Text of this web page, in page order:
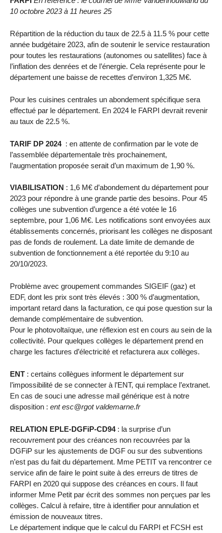
10 octobre 2023 à 11 heures 25
Répartition de la réduction du taux de 22.5 à 11.5 % pour cette
année budgétaire 2023, afin de soutenir le service restauration
pour toutes les restaurations (autonomes ou satellites) face à
l’inflation des denrées et de l’énergie. Cela représente pour le
département une baisse de recettes d’environ 1,325 M€.
Pour les cuisines centrales un abondement spécifique sera
effectué par le département. En 2024 le FARPI devrait revenir
au taux de 22.5 %.
TARIF DP 2024 : en attente de confirmation par le vote de
l’assemblée départementale très prochainement,
l’augmentation proposée serait d’un maximum de 1,90 %.
VIABILISATION : 1,6 M€ d’abondement du département pour
2023 pour répondre à une grande partie des besoins. Pour 45
collèges une subvention d’urgence a été votée le 16
septembre, pour 1,06 M€. Les notifications sont envoyées aux
établissements concernés, priorisant les collèges ne disposant
pas de fonds de roulement. La date limite de demande de
subvention de fonctionnement a été reportée du 9:10 au
20/10/2023.
Problème avec groupement commandes SIGEIF (gaz) et
EDF, dont les prix sont très élevés : 300 % d’augmentation,
important retard dans la facturation, ce qui pose question sur la
demande complémentaire de subvention.
Pour le photovoltaïque, une réflexion est en cours au sein de la
collectivité. Pour quelques collèges le département prend en
charge les factures d’électricité et refacturera aux collèges.
ENT : certains collègues informent le département sur
l’impossibilité de se connecter à l’ENT, qui remplace l’extranet.
En cas de souci une adresse mail générique est à notre
disposition : ent esc@rgot valdemarne.fr
RELATION EPLE-DGFiP-CD94: la surprise d’un
recouvrement pour des créances non recouvrées par la
DGFiP sur les ajustements de DGF ou sur des subventions
n’est pas du fait du département. Mme PETIT va rencontrer ce
service afin de faire le point suite à des erreurs de titres de
FARPI en 2020 qui suppose des créances en cours. Il faut
informer Mme Petit par écrit des sommes non perçues par les
collèges. Calcul à refaire, titre à identifier pour annulation et
émission de nouveaux titres.
Le département indique que le calcul du FARPI et FCSH est